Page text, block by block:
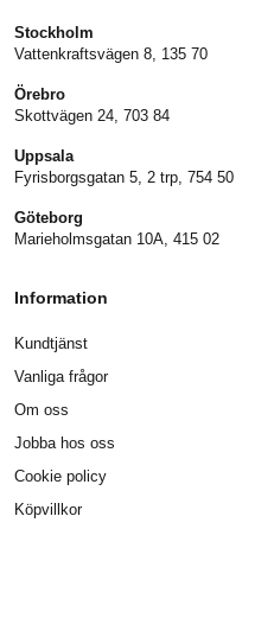
Stockholm
Vattenkraftsvägen 8, 135 70
Örebro
Skottvägen 24, 703 84
Uppsala
Fyrisborgsgatan 5, 2 trp, 754 50
Göteborg
Marieholmsgatan 10A, 415 02
Information
Kundtjänst
Vanliga frågor
Om oss
Jobba hos oss
Cookie policy
Köpvillkor